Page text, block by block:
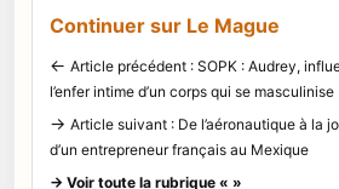
Continuer sur Le Mague
← Article précédent : SOPK : Audrey,
l’enfer intime d’un corps qui se masculinise
→ Article suivant : De l’aéronautique à la
d’un entrepreneur français au Mexique
→ Voir toute la rubrique « »